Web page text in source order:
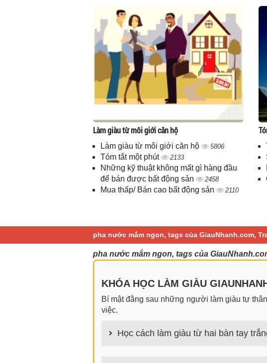
Làm giàu từ môi giới căn hộ
Làm giàu từ môi giới căn hộ 5806
Tóm tắt một phút 2133
Những kỹ thuật không mất gì hàng đầu
để bán được bất động sản
2458
Mua thấp/ Bán cao bất động sản 2110
pha nước mắm ngon, tags của GiauNhanh.com,
pha nước mắm ngon, tags của
KHÓA HỌC LÀM GIÀU
Bí mật đằng sau những người làm giàu tự
việc.
Học cách làm giàu từ hai bàn tay